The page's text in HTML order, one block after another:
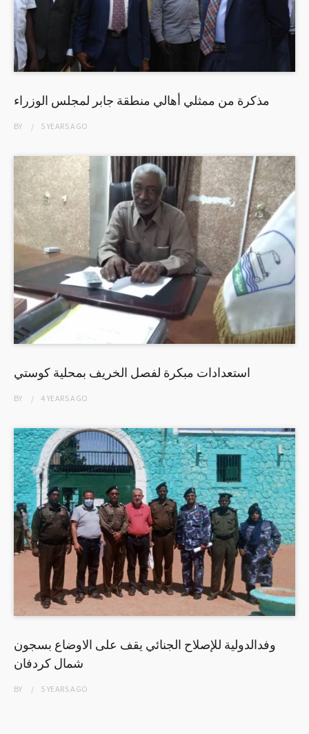
مذكرة من ممثلي أهالي منطقة جابر لمجلس الوزراء
BY 5 YEARSAGO
استعدادات مبكرة لفصل الخريف بمحلية كوستي
BY 4 YEARSAGO
وفدالدولية للإصلاح الجنائي يقف على الاوضاع بسجون
شمال كردفان
BY 5 YEARSAGO